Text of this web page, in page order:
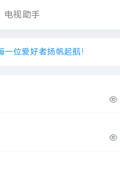
电视助手
位爱好者扬帆起航！